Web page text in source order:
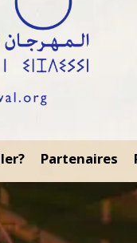
Partenaires